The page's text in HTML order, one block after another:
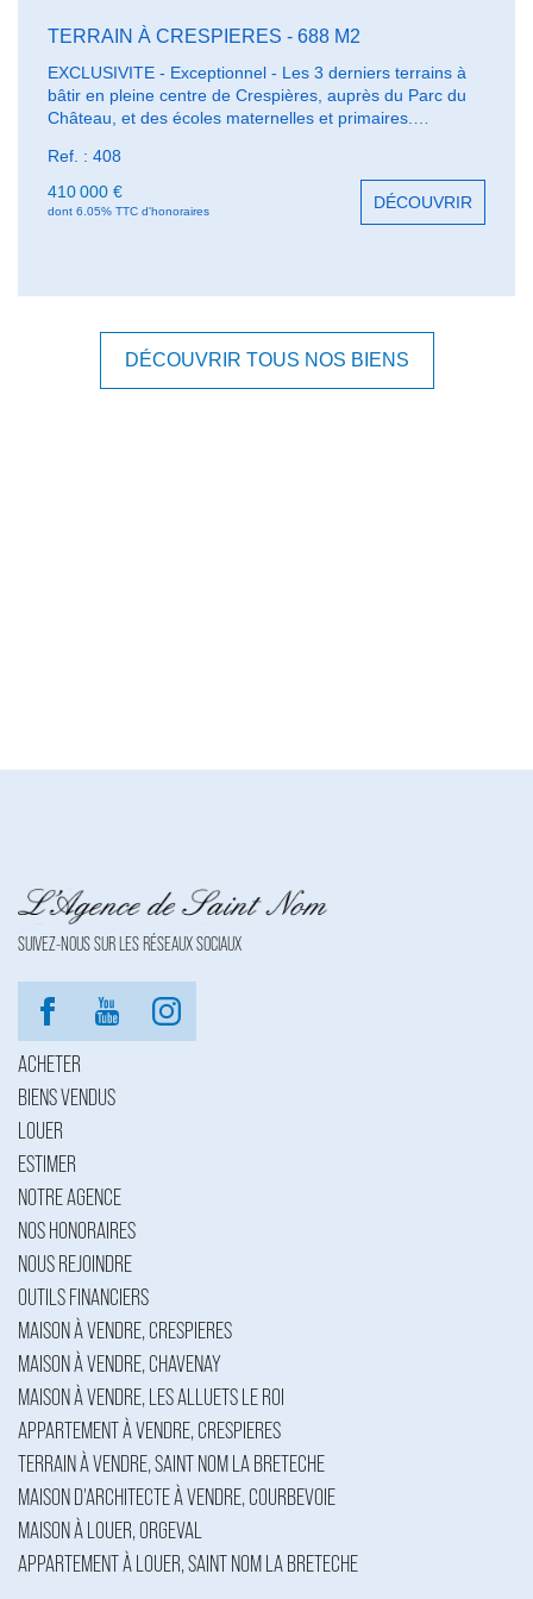
TERRAIN À CRESPIERES - 688 M2
EXCLUSIVITE - Exceptionnel - Les 3 derniers terrains à
bâtir en pleine centre de Crespières, auprès du Parc du
Château, et des écoles maternelles et primaires.
parcelles de 688 m² environ, avec une façade de 19 m,
peut recevoir une construction de 200 m² au sol.
Ref. : 408
410 000 €
dont 6.05% TTC d'honoraires DÉCOUVRIR
DÉCOUVRIR TOUS NOS BIENS
SUIVEZ-NOUS SUR LES RÉSEAUX SOCIAUX
ACHETER
BIENS VENDUS
LOUER
ESTIMER
NOTRE AGENCE
NOS HONORAIRES
NOUS REJOINDRE
OUTILS FINANCIERS
MAISON À VENDRE, CRESPIERES
MAISON À VENDRE, CHAVENAY
MAISON À VENDRE, LES ALLUETS LE ROI
APPARTEMENT À VENDRE, CRESPIERES
TERRAIN À VENDRE, SAINT NOM LA BRETECHE
MAISON D'ARCHITECTE À VENDRE, COURBEVOIE
MAISON À LOUER, ORGEVAL
APPARTEMENT À LOUER, SAINT NOM LA BRETECHE